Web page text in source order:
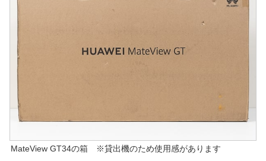
MateView GT34の箱 ※貸出機のため使用感があります